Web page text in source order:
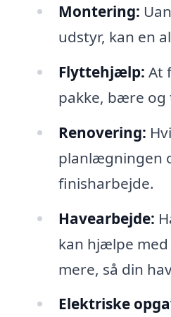
Montering:
udstyr, kan en
Flyttehjælp: At
pakke, bære og
Renovering:
planlægningen
finisharbejde.
Havearbejde:
kan hjælpe
mere, så din
Elektriske